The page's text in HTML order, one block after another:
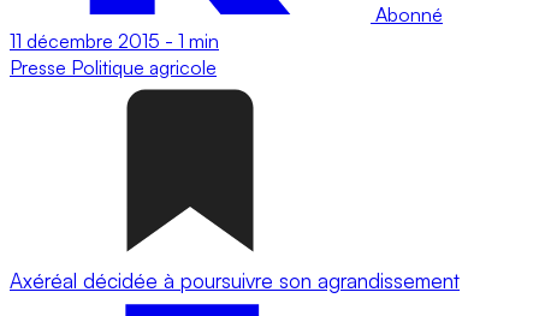
Abonné
11 décembre 2015 - 1 min
Presse Politique agricole
Axéréal décidée à poursuivre son agrandissement